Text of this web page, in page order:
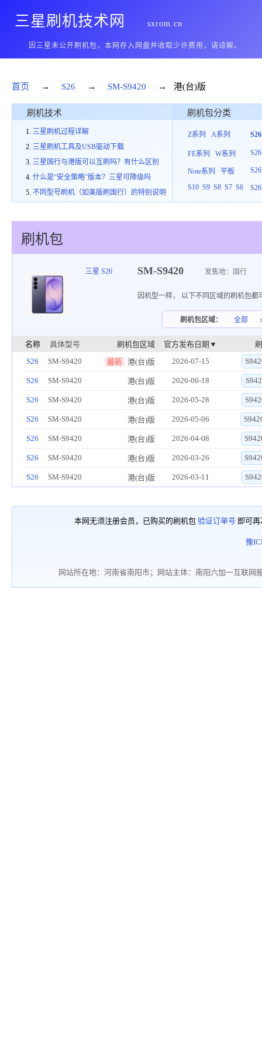
三星刷机技术网 sxrom.cn
因三星未公开刷机包，本网存入网盘并收取少许费用，请谅解。
首页 → S26 → SM-S9420 → 港(台)版
刷机技术
三星刷机过程详解
三星刷机工具及USB驱动下载
三星国行与港版可以互刷吗？有什么区别
什么是“安全策略”版本？三星可降级吗
不同型号刷机（如美版刷国行）的特别说明
刷机包分类
Z系列 A系列
FE系列 W系列
Note系列
平板
S10 S9 S8 S7 S6
S26
刷机包
三星 S26 SM-S9420 发售地：国行
因机型一样， 以下不同区域的刷机包
刷机包区域： 全部
名称 具体型号 刷机包区域 官方发布日期▼
S26
SM-S9420 最新 港(台)版 2026-07-15
S26 SM-S9420 港(台)版 2026-06-18
S26 SM-S9420 港(台)版 2026-05-28
S26 SM-S9420 港(台)版 2026-05-06
S26 SM-S9420 港(台)版 2026-04-08
S26 SM-S9420 港(台)版 2026-03-26
S26 SM-S9420 港(台)版 2026-03-11
本网无须注册会员，已购买的刷机包 验证订单号 即可
豫
网站所在地：河南省南阳市；网站主体：南阳六加一互联